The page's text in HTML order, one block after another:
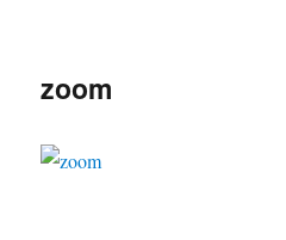
zoom